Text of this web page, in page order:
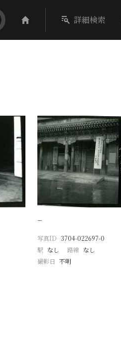
詳細検索
−
写真ID 3704-022697-0
駅 なし 路線 なし
撮影日 不明